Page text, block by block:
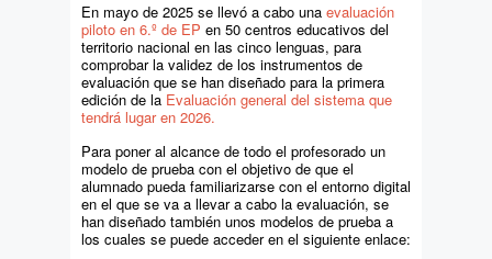
En mayo de 2025 se llevó a cabo una evaluación
piloto en 6.º de EP en 50 centros educativos del
territorio nacional en las cinco lenguas, para
comprobar la validez de los instrumentos de
evaluación que se han diseñado para la primera
edición de la Evaluación general del sistema que
tendrá lugar en 2026.
Para poner al alcance de todo el profesorado un
modelo de prueba con el objetivo de que el
alumnado pueda familiarizarse con el entorno digital
en el que se va a llevar a cabo la evaluación, se
han diseñado también unos modelos de prueba a
los cuales se puede acceder en el siguiente enlace: